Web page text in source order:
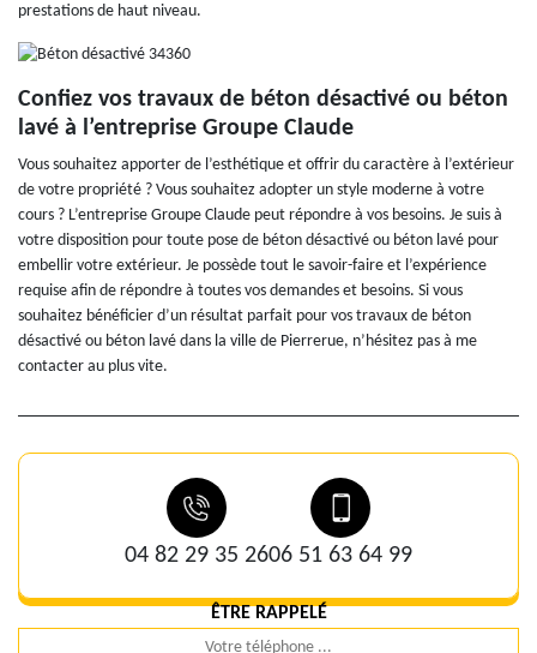
prestations de haut niveau.
Confiez vos travaux de béton désactivé ou béton
lavé à l’entreprise Groupe Claude
Vous souhaitez apporter de l’esthétique et offrir du caractère à l’extérieur
de votre propriété ? Vous souhaitez adopter un style moderne à votre
cours ? L’entreprise Groupe Claude peut répondre à vos besoins. Je suis à
votre disposition pour toute pose de béton désactivé ou béton lavé pour
embellir votre extérieur. Je possède tout le savoir-faire et l’expérience
requise afin de répondre à toutes vos demandes et besoins. Si vous
souhaitez bénéficier d’un résultat parfait pour vos travaux de béton
désactivé ou béton lavé dans la ville de Pierrerue, n’hésitez pas à me
contacter au plus vite.
04 82 29 35 2606 51 63 64 99
ÊTRE RAPPELÉ